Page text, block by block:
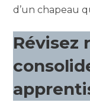
d’un chapeau
Révisez